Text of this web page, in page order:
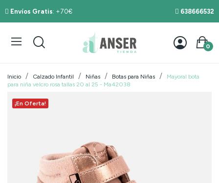
Envíos Gratis: +70€ 638666532
0
Inicio Calzado Infantil Niñas Botas para Niñas
Mayoral bota
para niña velcro rosa tallas 20 al 25 - Ma42038
¡En Oferta!